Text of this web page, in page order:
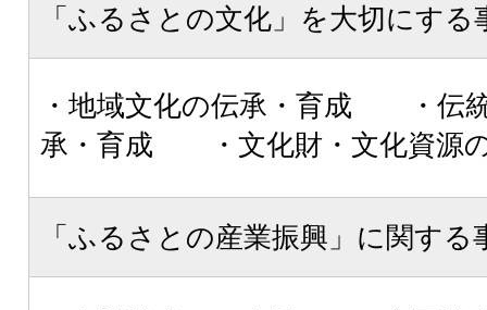
「ふるさとの文化」を大切にする
・地域文化の伝承・育成 ・伝
承・育成 ・文化財・文化資源
「ふるさとの産業振興」に関する